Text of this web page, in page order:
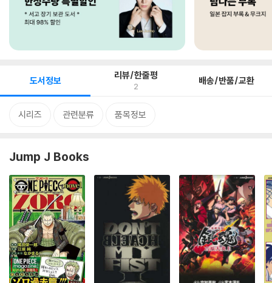
도서정보 리뷰/한줄평
2 배송/반품/교환
시리즈 관련분류 품목정보
Jump J Books